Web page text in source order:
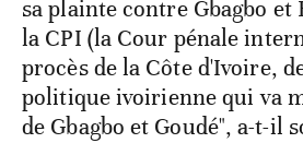
sa plainte contre Gbagbo et
la CPI (la Cour pénale
procès de la Côte d'Ivoire,
politique ivoirienne qui va
de Gbagbo et Goudé", a-t-il